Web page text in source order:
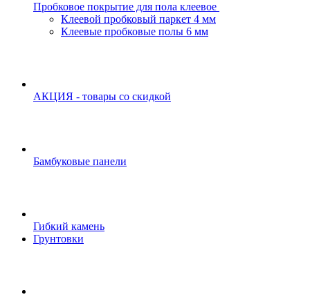
Пробковое покрытие для пола клеевое
Клеевой пробковый паркет 4 мм
Клеевые пробковые полы 6 мм
АКЦИЯ - товары со скидкой
Бамбуковые панели
Гибкий камень
Грунтовки